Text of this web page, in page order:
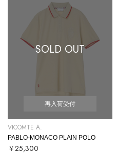
SOLD OUT
再入荷受付
VICOMTE A.
PABLO-MONACO PLAIN POLO
￥25,300